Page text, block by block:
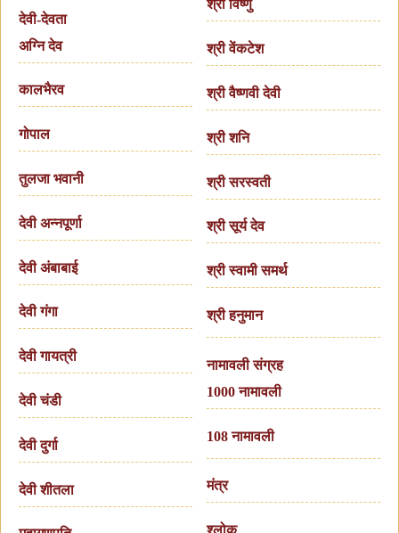
देवी-देवता
अग्नि देव
कालभैरव
गोपाल
तुलजा भवानी
देवी अन्नपूर्णा
देवी अंबाबाई
देवी गंगा
देवी गायत्री
देवी चंडी
देवी दुर्गा
देवी शीतला
श्री विष्णु
श्री वेंकटेश
श्री वैष्णवी देवी
श्री शनि
श्री सरस्वती
श्री सूर्य देव
श्री स्वामी समर्थ
श्री हनुमान
नामावली संग्रह
1000 नामावली
108 नामावली
मंत्र